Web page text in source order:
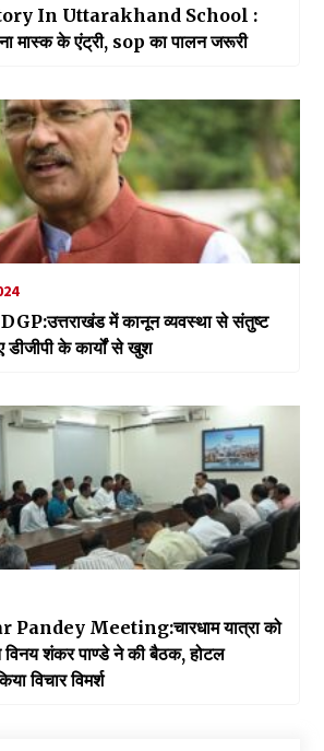
In Uttarakhand School :
मास्क के एंट्री, sop का पालन जरूरी
में कानून व्यवस्था से संतुष्ट
डीजीपी के कार्यों से खुश
Meeting:चारधाम यात्रा को
शंकर पाण्डे ने की बैठक, होटल
विचार विमर्श